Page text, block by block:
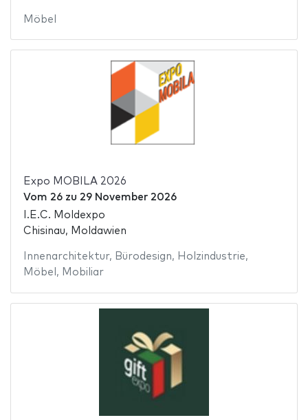
Möbel
Expo MOBILA 2026
Vom 26zu 29 November 2026
I.E.C. Moldexpo
Chisinau, Moldawien
Innenarchitektur, Bürodesign, Holzindustrie,
Möbel , Mobiliar